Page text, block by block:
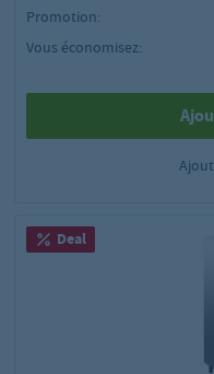
Promotion:
Vous économisez:
Deal